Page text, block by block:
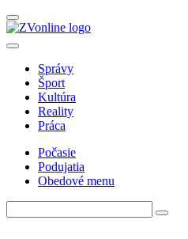
Správy
Šport
Kultúra
Reality
Práca
Počasie
Podujatia
Obedové menu